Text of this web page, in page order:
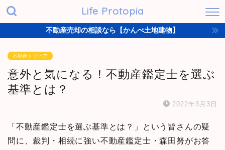
Life Protopia
不動産売却の相談なら【かんべ土地建物】
不動産トリビア
意外と気になる！不動産鑑定士を選ぶ
基準とは？
2022年3月3日
「不動産鑑定士を選ぶ基準とは？」という皆さんの疑
問に、裁判・相続に強い不動産鑑定士・森田努がお答